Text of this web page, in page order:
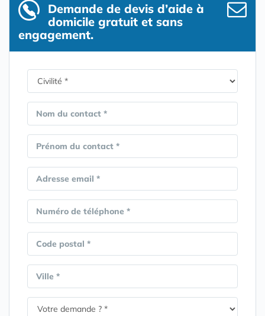
Demande de devis d’aide à
domicile gratuit et sans
engagement.
Nom du contact *
Prénom du contact *
Adresse email *
Numéro de téléphone *
Code postal *
Ville *